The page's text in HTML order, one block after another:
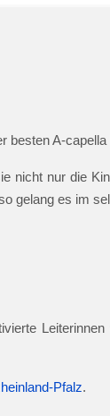
besten A-
nicht nur die
gelang es im
Pfalz.